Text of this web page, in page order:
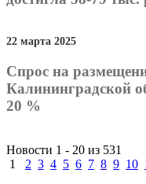
22 марта 2025
Спрос на
Калининградской
20 %
Новости 1 - 20 из 531
1
2 3 4 5 6 7 8 9 10